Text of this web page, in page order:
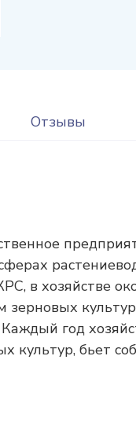
Отзывы
в хозяйстве
Каждый год
культур, бьет